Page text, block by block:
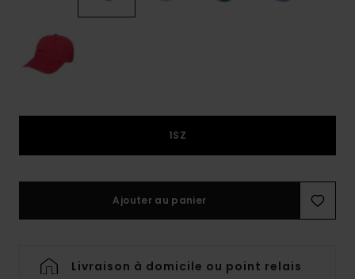
1SZ
Ajouter au panier
Livraison à domicile ou point relais